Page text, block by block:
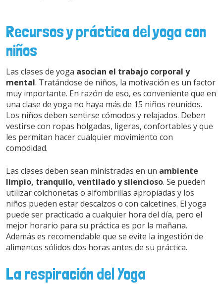
Recursos y práctica del yoga con
niños
Las clases de yoga asocian el trabajo corporal y
mental. Tratándose de niños, la motivación es un factor
muy importante. En razón de eso, es conveniente que en
una clase de yoga no haya más de 15 niños reunidos.
Los niños deben sentirse cómodos y relajados. Deben
vestirse con ropas holgadas, ligeras, confortables y que
les permitan hacer cualquier movimiento con
comodidad.
Las clases deben sean ministradas en un ambiente
limpio, tranquilo, ventilado y silencioso. Se pueden
utilizar colchonetas o alfombrillas apropiadas y los
niños pueden estar descalzos o con calcetines. El yoga
puede ser practicado a cualquier hora del día, pero el
mejor horario para su práctica es por la mañana.
Además es recomendable que se evite la ingestión de
alimentos sólidos dos horas antes de su práctica.
La respiración del Yoga